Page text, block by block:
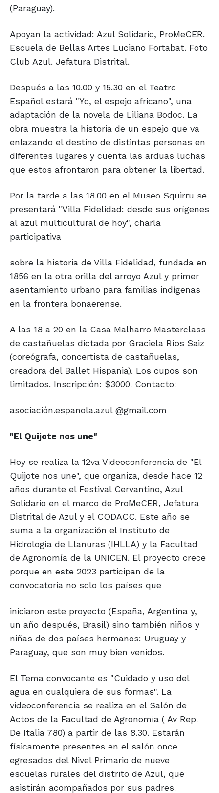
(Paraguay).
Apoyan la actividad: Azul Solidario, ProMeCER.
Escuela de Bellas Artes Luciano Fortabat. Foto
Club Azul. Jefatura Distrital.
Después a las 10.00 y 15.30 en el Teatro
Español estará "Yo, el espejo africano", una
adaptación de la novela de Liliana Bodoc. La
obra muestra la historia de un espejo que va
enlazando el destino de distintas personas en
diferentes lugares y cuenta las arduas luchas
que estos afrontaron para obtener la libertad.
Por la tarde a las 18.00 en el Museo Squirru se
presentará "Villa Fidelidad: desde sus orígenes
al azul multicultural de hoy", charla
participativa
sobre la historia de Villa Fidelidad, fundada en
1856 en la otra orilla del arroyo Azul y primer
asentamiento urbano para familias indígenas
en la frontera bonaerense.
A las 18 a 20 en la Casa Malharro Masterclass
de castañuelas dictada por Graciela Ríos Saiz
(coreógrafa, concertista de castañuelas,
creadora del Ballet Hispania). Los cupos son
limitados. Inscripción: $3000. Contacto:
asociación.espanola.azul @gmail.com
"El Quijote nos une"
Hoy se realiza la 12va Videoconferencia de "El
Quijote nos une", que organiza, desde hace 12
años durante el Festival Cervantino, Azul
Solidario en el marco de ProMeCER, Jefatura
Distrital de Azul y el CODACC. Este año se
suma a la organización el Instituto de
Hidrología de Llanuras (IHLLA) y la Facultad
de Agronomía de la UNICEN. El proyecto crece
porque en este 2023 participan de la
convocatoria no solo los países que
iniciaron este proyecto (España, Argentina y,
un año después, Brasil) sino también niños y
niñas de dos países hermanos: Uruguay y
Paraguay, que son muy bien venidos.
El Tema convocante es "Cuidado y uso del
agua en cualquiera de sus formas". La
videoconferencia se realiza en el Salón de
Actos de la Facultad de Agronomía ( Av Rep.
De Italia 780) a partir de las 8.30. Estarán
físicamente presentes en el salón once
egresados del Nivel Primario de nueve
escuelas rurales del distrito de Azul, que
asistirán acompañados por sus padres.